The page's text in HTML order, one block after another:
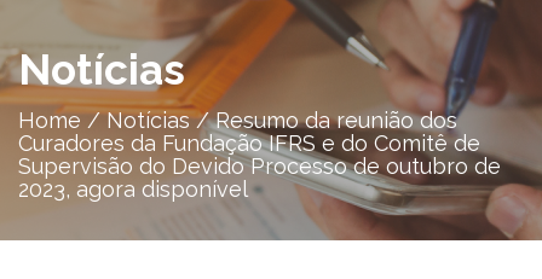
Notícias
Home/Notícias/Resumo da reunião dos
Curadores da Fundação IFRS e do Comitê de
Supervisão do Devido Processo de outubro de
2023, agora disponível